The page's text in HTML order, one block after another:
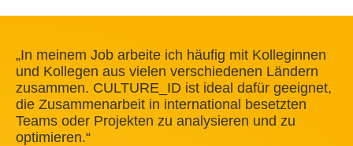
„In meinem Job arbeite ich häufig mit Kolleginnen
und Kollegen aus vielen verschiedenen Ländern
zusammen. CULTURE_ID ist ideal dafür geeignet,
die Zusammenarbeit in international besetzten
Teams oder Projekten zu analysieren und zu
optimieren.“